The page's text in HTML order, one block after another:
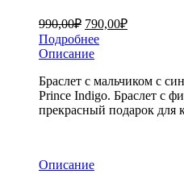
990,00₽ 790,00₽
Подробнее
Описание
Браслет с мальчиком с
Prince Indigo. Браслет с
прекрасный подарок
Описание